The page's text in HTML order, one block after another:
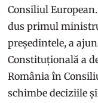
Consiliul
dus primul
președintele, a
Constituțională a
România în
schimbe deciziile